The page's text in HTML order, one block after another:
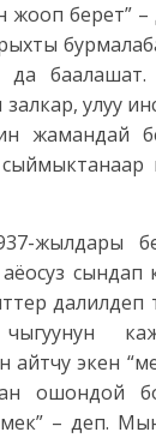
жооп берет” –
да баалашат.
залкар, улуу
жамандай
жылдары
сындап
далилдеп
айтчу экен
ошондой
– деп.